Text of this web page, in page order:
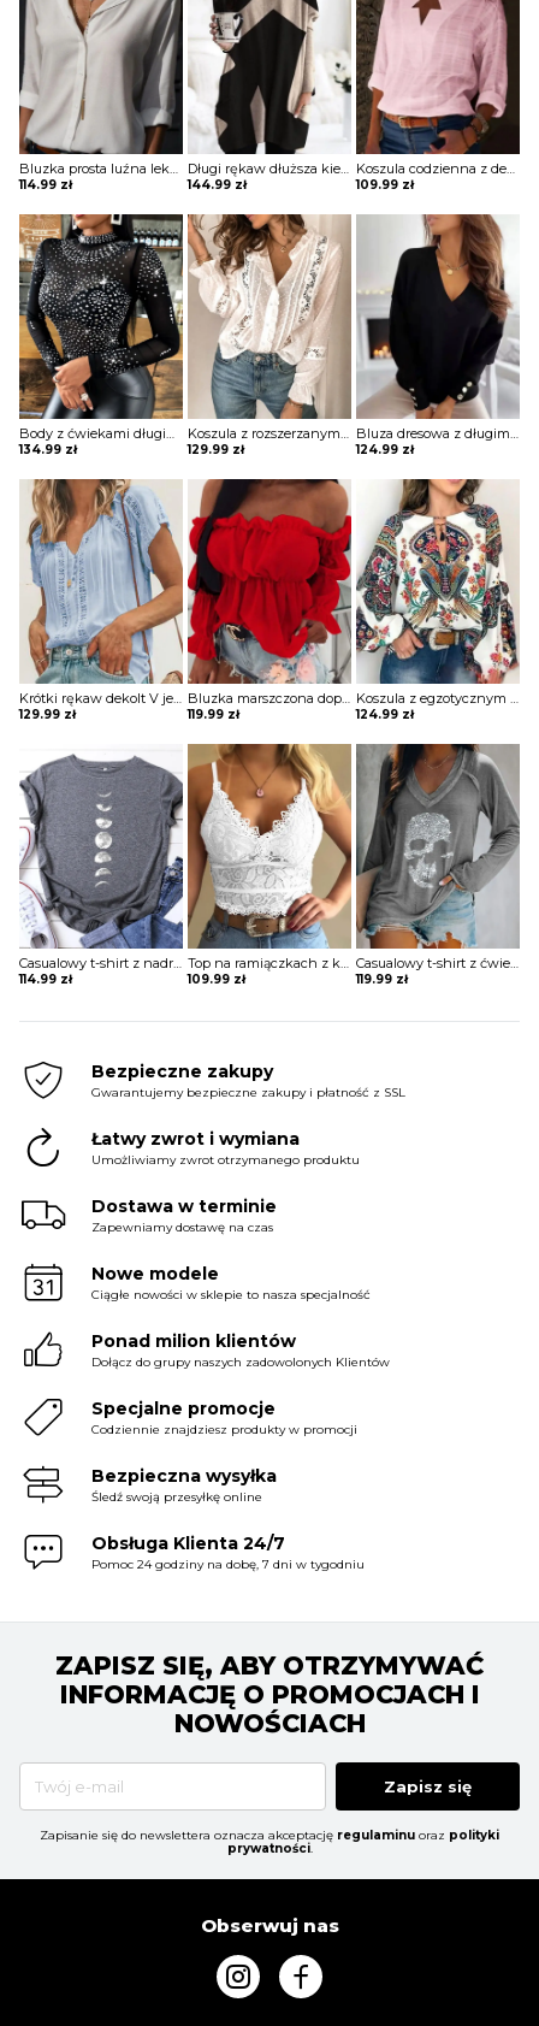
Bluzka prosta luźna lekki v dekolt z guzikami kołnierzem długie proste rękawy Melusine
114.99 zł
Długi rękaw dłuższa kieszenie geometryczny wzór do pracy na co dzień wygodna sweter bluza Daisie
144.99 zł
Koszula codzienna z dekoltem w kształcie gwiazdy bluzka Oscarina
109.99 zł
Body z ćwiekami długim rękawem Kaludka
134.99 zł
Koszula z rozszerzanymi rękawami i kwiatową koronką w szwajcarskie kropki bluzka Yongsoon
129.99 zł
Bluza dresowa z długimi rękawami gładkim dekoltem w szpic i guzikami Phillippa
124.99 zł
Krótki rękaw dekolt V jednolita koronka wzór koszulka tshirt luźna top bluzka Irene
129.99 zł
Bluzka marszczona dopasowana obcisła na piersi długie bufiaste rękawy kwadratowy głęboki dekolt bez ramion Varvara
119.99 zł
Koszula z egzotycznym nadrukiem i dekoltem w kształcie litery „lantern” bluzka Wibecke
124.99 zł
Casualowy t-shirt z nadrukiem księżyca Nam
114.99 zł
Top na ramiączkach z koronki gipiurowej bluzka Loekie
109.99 zł
Casualowy t-shirt z ćwiekami długim rękawem Etheline
119.99 zł
Bezpieczne zakupy
Gwarantujemy bezpieczne zakupy i płatność z SSL
Łatwy zwrot i wymiana
Umożliwiamy zwrot otrzymanego produktu
Dostawa w terminie
Zapewniamy dostawę na czas
Nowe modele
Ciągłe nowości w sklepie to nasza specjalność
Ponad milion klientów
Dołącz do grupy naszych zadowolonych Klientów
Specjalne promocje
Codziennie znajdziesz produkty w promocji
Bezpieczna wysyłka
Śledź swoją przesyłkę online
Obsługa Klienta 24/7
Pomoc 24 godziny na dobę, 7 dni w tygodniu
ZAPISZ SIĘ, ABY OTRZYMYWAĆ
INFORMACJĘ O PROMOCJACH I
NOWOŚCIACH
Zapisz się
Zapisanie się do newslettera oznacza akceptację regulaminu oraz polityki
prywatności.
Obserwuj nas